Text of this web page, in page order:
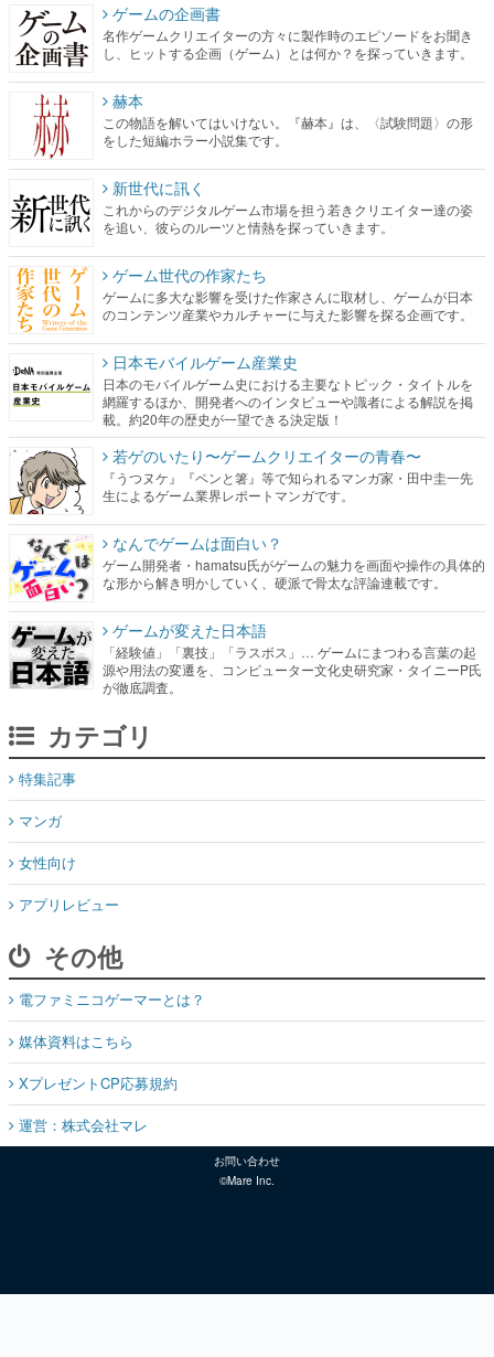
ゲームの企画書
名作ゲームクリエイターの方々に製作時のエピソードをお聞き
し、ヒットする企画（ゲーム）とは何か？を探っていきます。
赫本
この物語を解いてはいけない。『赫本』は、〈試験問題〉の形
をした短編ホラー小説集です。
新世代に訊く
これからのデジタルゲーム市場を担う若きクリエイター達の姿
を追い、彼らのルーツと情熱を探っていきます。
ゲーム世代の作家たち
ゲームに多大な影響を受けた作家さんに取材し、ゲームが日本
のコンテンツ産業やカルチャーに与えた影響を探る企画です。
日本モバイルゲーム産業史
日本のモバイルゲーム史における主要なトピック・タイトルを
網羅するほか、開発者へのインタビューや識者による解説を掲
載。約20年の歴史が一望できる決定版！
若ゲのいたり〜ゲームクリエイターの青春〜
『うつヌケ』『ペンと箸』等で知られるマンガ家・田中圭一先
生によるゲーム業界レポートマンガです。
なんでゲームは面白い？
ゲーム開発者・hamatsu氏がゲームの魅力を画面や操作の具体的
な形から解き明かしていく、硬派で骨太な評論連載です。
ゲームが変えた日本語
「経験値」「裏技」「ラスボス」… ゲームにまつわる言葉の起
源や用法の変遷を、コンピューター文化史研究家・タイニーP氏
が徹底調査。
カテゴリ
特集記事
マンガ
女性向け
アプリレビュー
その他
電ファミニコゲーマーとは？
媒体資料はこちら
XプレゼントCP応募規約
運営：株式会社マレ
お問い合わせ
©Mare Inc.